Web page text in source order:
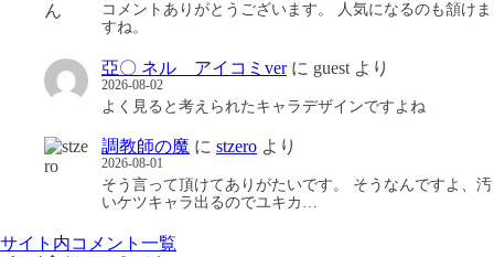
コメントありがとうございます。 人気になるのも頷けま
すね。
亞〇 ネル アイコミverに guest より
2026-08-02
よく見ると考えられたキャラデザインですよね
調教師の魔 に stzero より
2026-08-01
そう言って頂けてありがたいです。 そうなんですよ、汚
いケツキャラ出るのでユキカ…
サイト内コメント一覧